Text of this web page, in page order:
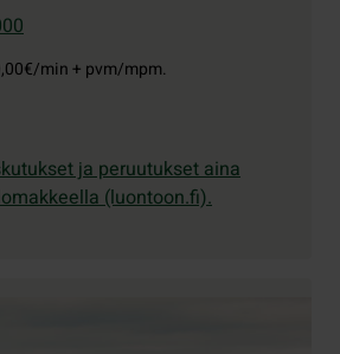
min + pvm/mpm.
ja peruutukset aina
(luontoon.fi).